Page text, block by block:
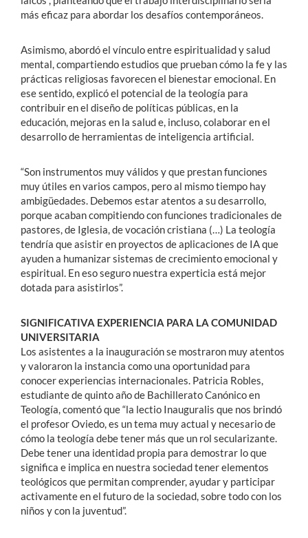
más eficaz para abordar los desafíos contemporáneos.
Asimismo, abordó el vínculo entre espiritualidad y salud
mental, compartiendo estudios que prueban cómo la fe y las
prácticas religiosas favorecen el bienestar emocional. En
ese sentido, explicó el potencial de la teología para
contribuir en el diseño de políticas públicas, en la
educación, mejoras en la salud e, incluso, colaborar en el
desarrollo de herramientas de inteligencia artificial.
“Son instrumentos muy válidos y que prestan funciones
muy útiles en varios campos, pero al mismo tiempo hay
ambigüedades. Debemos estar atentos a su desarrollo,
porque acaban compitiendo con funciones tradicionales de
pastores, de Iglesia, de vocación cristiana (…) La teología
tendría que asistir en proyectos de aplicaciones de IA que
ayuden a humanizar sistemas de crecimiento emocional y
espiritual. En eso seguro nuestra experticia está mejor
dotada para asistirlos”.
SIGNIFICATIVA EXPERIENCIA PARA LA COMUNIDAD
UNIVERSITARIA
Los asistentes a la inauguración se mostraron muy atentos
y valoraron la instancia como una oportunidad para
conocer experiencias internacionales. Patricia Robles,
estudiante de quinto año de Bachillerato Canónico en
Teología, comentó que “la lectio Inauguralis que nos brindó
el profesor Oviedo, es un tema muy actual y necesario de
cómo la teología debe tener más que un rol secularizante.
Debe tener una identidad propia para demostrar lo que
significa e implica en nuestra sociedad tener elementos
teológicos que permitan comprender, ayudar y participar
activamente en el futuro de la sociedad, sobre todo con los
niños y con la juventud”.